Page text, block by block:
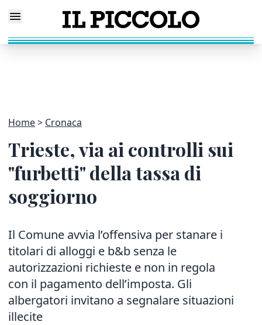
Home Cronaca
Trieste, via ai controlli sui
"furbetti" della tassa di
soggiorno
Il Comune avvia l’offensiva per stanare i
titolari di alloggi e b&b senza le
autorizzazioni richieste e non in regola
con il pagamento dell’imposta. Gli
albergatori invitano a segnalare situazioni
illecite